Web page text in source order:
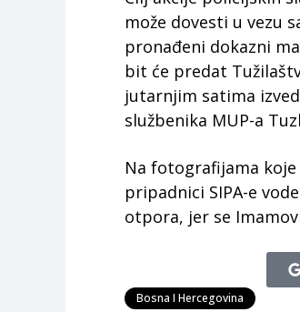
može dovesti u vezu
pronađeni dokazni
bit će predat
jutarnjim satima
službenika MUP-a
Na fotografijama
pripadnici SIPA-e
otpora, jer se
Bosna I Hercegovina